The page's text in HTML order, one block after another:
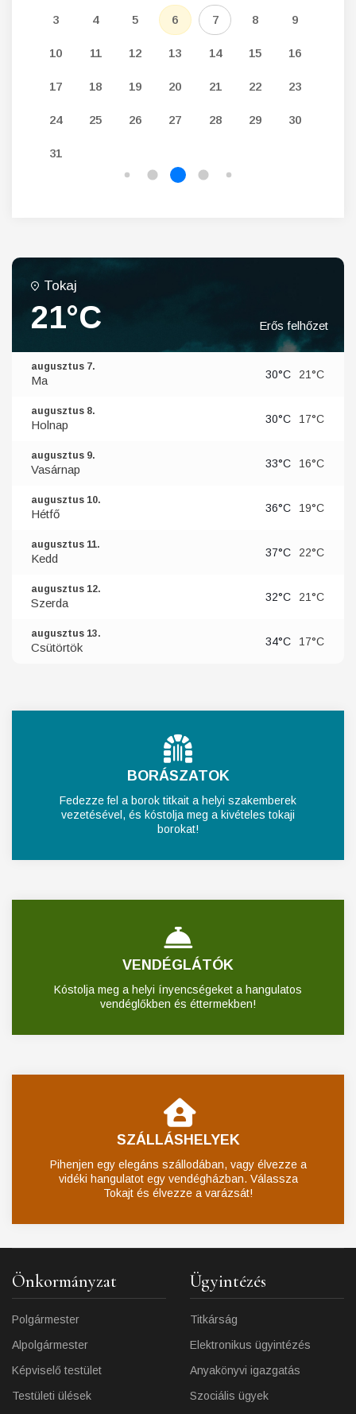
3 4 5 6 7 8 9
10 11 12 13 14 15 16
17 18 19 20 21 22 23
24 25 26 27 28 29 30
31
Tokaj
21°C Erős felhőzet
augusztus 7.
Ma 30°C 21°C
augusztus 8.
Holnap 30°C 17°C
augusztus 9.
Vasárnap 33°C 16°C
augusztus 10.
Hétfő 36°C 19°C
augusztus 11.
Kedd 37°C 22°C
augusztus 12.
Szerda 32°C 21°C
augusztus 13.
Csütörtök 34°C 17°C
BORÁSZATOK
Fedezze fel a borok titkait a helyi szakemberek
vezetésével, és kóstolja meg a kivételes tokaji
borokat!
VENDÉGLÁTÓK
Kóstolja meg a helyi ínyencségeket a hangulatos
vendéglőkben és éttermekben!
SZÁLLÁSHELYEK
Pihenjen egy elegáns szállodában, vagy élvezze a
vidéki hangulatot egy vendégházban. Válassza
Tokajt és élvezze a varázsát!
Önkormányzat
Polgármester
Alpolgármester
Képviselő testület
Testületi ülések
Ügyintézés
Titkárság
Elektronikus ügyintézés
Anyakönyvi igazgatás
Szociális ügyek